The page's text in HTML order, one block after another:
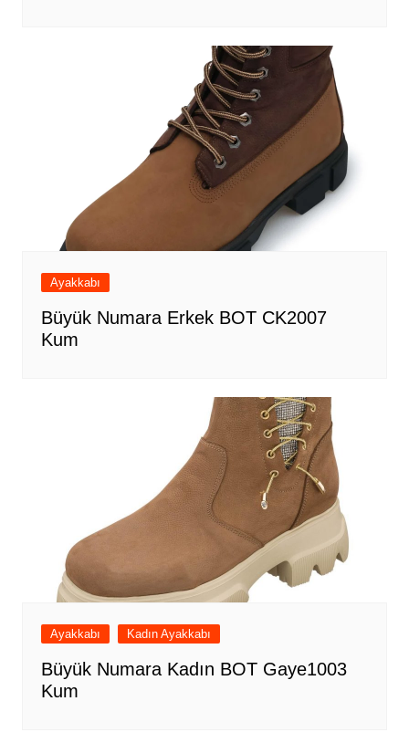
Ayakkabı
Büyük Numara Erkek BOT CK2007
Kum
Ayakkabı Kadın Ayakkabı
Büyük Numara Kadın BOT Gaye1003
Kum